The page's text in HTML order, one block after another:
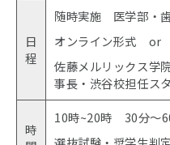
日
程
随時実施 医学部・
オンライン形式 or
佐藤メルリックス学
事長・渋谷校担任ス
時
10時~20時 30分〜